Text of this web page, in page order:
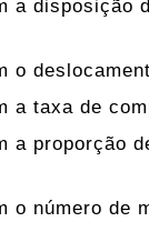
a disposição
o
a taxa de
a proporção
o número de